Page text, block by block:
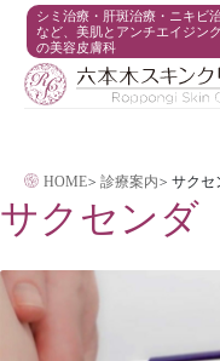
ス
ッ
シミ治療・肝斑治療・ニキビ
など、美肌とアンチエイジン
の美容皮膚科
HOME> 診療案内> サクセ
サクセンダ